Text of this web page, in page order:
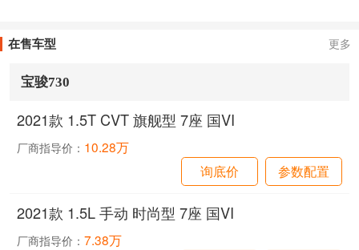
在售车型 更多
宝骏730
2021款 1.5T CVT 旗舰型 7座 国VI
厂商指导价： 10.28万
询底价
参数配置
2021款 1.5L 手动 时尚型 7座 国VI
厂商指导价：7.38万